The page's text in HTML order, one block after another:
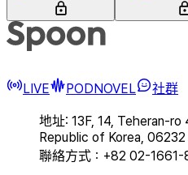
LIVE PODNOVEL 社群
地址: 13F, 14, Teheran-ro
Republic of Korea, 06232
聯絡方式：+82 02-1661-